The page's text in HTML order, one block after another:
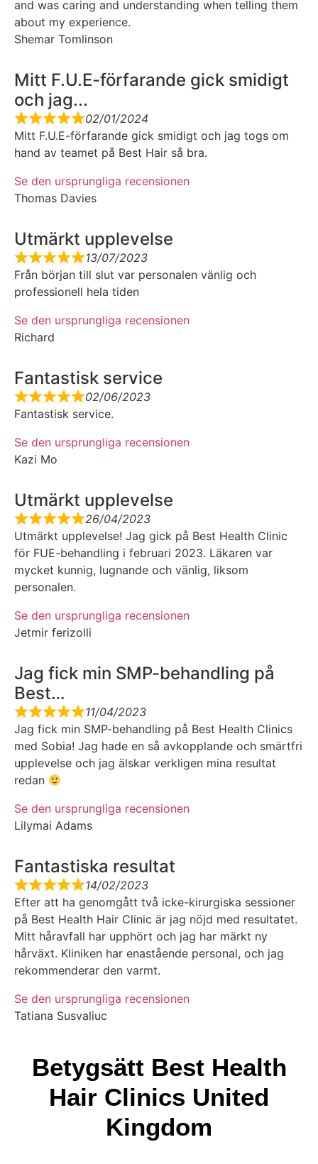
and was caring and understanding when telling them
about my experience.
Shemar Tomlinson
Mitt F.U.E-förfarande gick smidigt
och jag...
02/01/2024
Mitt F.U.E-förfarande gick smidigt och jag togs om
hand av teamet på Best Hair så bra.
Se den ursprungliga recensionen
Thomas Davies
Utmärkt upplevelse
13/07/2023
Från början till slut var personalen vänlig och
professionell hela tiden
Se den ursprungliga recensionen
Richard
Fantastisk service
02/06/2023
Fantastisk service.
Se den ursprungliga recensionen
Kazi Mo
Utmärkt upplevelse
26/04/2023
Utmärkt upplevelse! Jag gick på Best Health Clinic
för FUE-behandling i februari 2023. Läkaren var
mycket kunnig, lugnande och vänlig, liksom
personalen.
Se den ursprungliga recensionen
Jetmir ferizolli
Jag fick min SMP-behandling på
Best…
11/04/2023
Jag fick min SMP-behandling på Best Health Clinics
med Sobia! Jag hade en så avkopplande och smärtfri
upplevelse och jag älskar verkligen mina resultat
redan
Se den ursprungliga recensionen
Lilymai Adams
Fantastiska resultat
14/02/2023
Efter att ha genomgått två icke-kirurgiska sessioner
på Best Health Hair Clinic är jag nöjd med resultatet.
Mitt håravfall har upphört och jag har märkt ny
hårväxt. Kliniken har enastående personal, och jag
rekommenderar den varmt.
Se den ursprungliga recensionen
Tatiana Susvaliuc
Betygsätt Best Health
Hair Clinics United
Kingdom